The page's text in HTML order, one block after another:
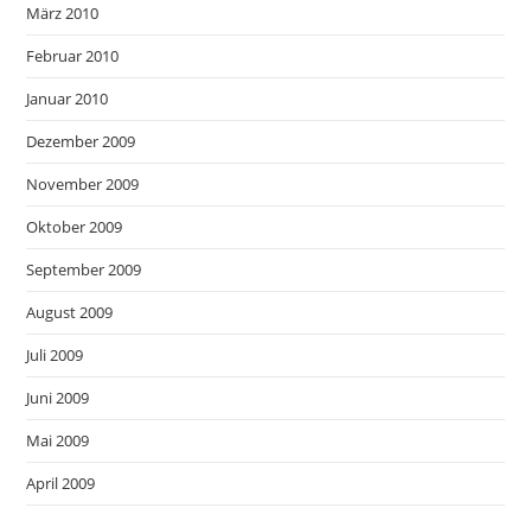
März 2010
Februar 2010
Januar 2010
Dezember 2009
November 2009
Oktober 2009
September 2009
August 2009
Juli 2009
Juni 2009
Mai 2009
April 2009